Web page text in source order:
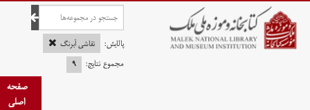
صفحه اصلی
پالایش:
نقاشی آبرنگ
مجموع نتایج:
۹
صفحه
اصلی